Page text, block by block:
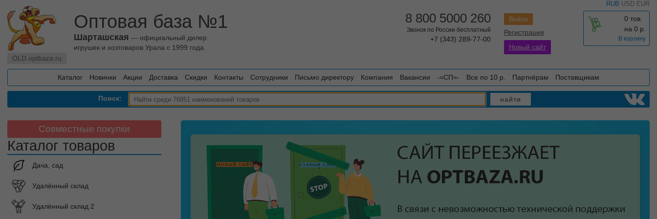
RUB USD EUR
OLD.optbaza.ru
Оптовая база №1
Шарташская — официальный дилер
игрушек и хозтоваров Урала с 1999 года
0 тов.
на 0 р.
В корзину
Войти
Регистрация
Новый сайт
8 800 5000 260
Звонок по России бесплатный
+7 (343) 289-77-00
Каталог Новинки Акции Доставка Скидки Контакты Сотрудники Письмо директору Компания Вакансии -=СП=- Все по 10 р. Партнёрам Поставщикам
Поиск: найти
Совместные покупки
Каталог товаров
Дача, сад
Удалённый склад
Удалённый склад 2